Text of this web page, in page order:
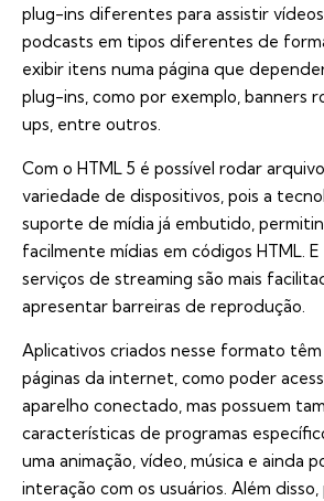
plug-ins diferentes para assistir
podcasts em tipos diferentes de
exibir itens numa página que
plug-ins, como por exemplo, banners
ups, entre outros.
Com o HTML 5 é possível rodar
variedade de dispositivos, pois a
suporte de mídia já embutido,
facilmente mídias em códigos HTML. E
serviços de streaming são mais
apresentar barreiras de reprodução.
Aplicativos criados nesse formato têm
páginas da internet, como poder
aparelho conectado, mas possuem
características de programas
uma animação, vídeo, música e ainda
interação com os usuários. Além